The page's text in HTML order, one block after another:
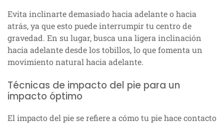
Evita inclinarte demasiado hacia adelante o hacia
atrás, ya que esto puede interrumpir tu centro de
gravedad. En su lugar, busca una ligera inclinación
hacia adelante desde los tobillos, lo que fomenta un
movimiento natural hacia adelante.
Técnicas de impacto del pie para un
impacto óptimo
El impacto del pie se refiere a cómo tu pie hace contacto